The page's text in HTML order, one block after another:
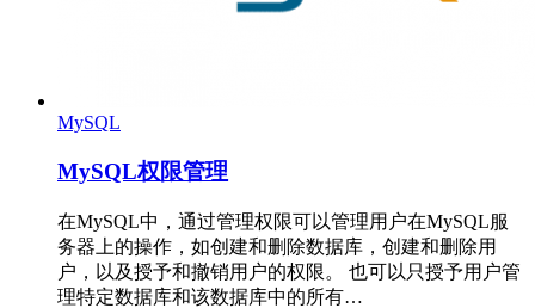
MySQL
MySQL权限管理
在MySQL中，通过管理权限可以管理用户在MySQL服
务器上的操作，如创建和删除数据库，创建和删除用
户，以及授予和撤销用户的权限。 也可以只授予用户管
理特定数据库和该数据库中的所有…